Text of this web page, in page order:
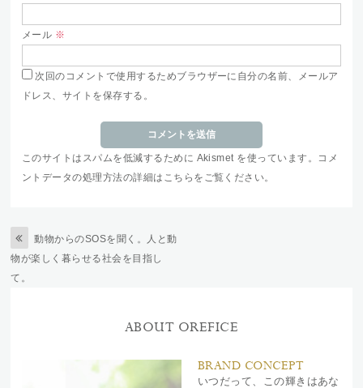
メール ※
次回のコメントで使用するためブラウザーに自分の名前、メールア
ドレス、サイトを保存する。
このサイトはスパムを低減するために Akismet を使っています。
コメ
ントデータの処理方法の詳細はこちらをご覧ください。
動物からのSOSを聞く。人と動
物が楽しく暮らせる社会を目指し
て。
ABOUT OREFICE
BRAND CONCEPT
いつだって、この輝きはあな